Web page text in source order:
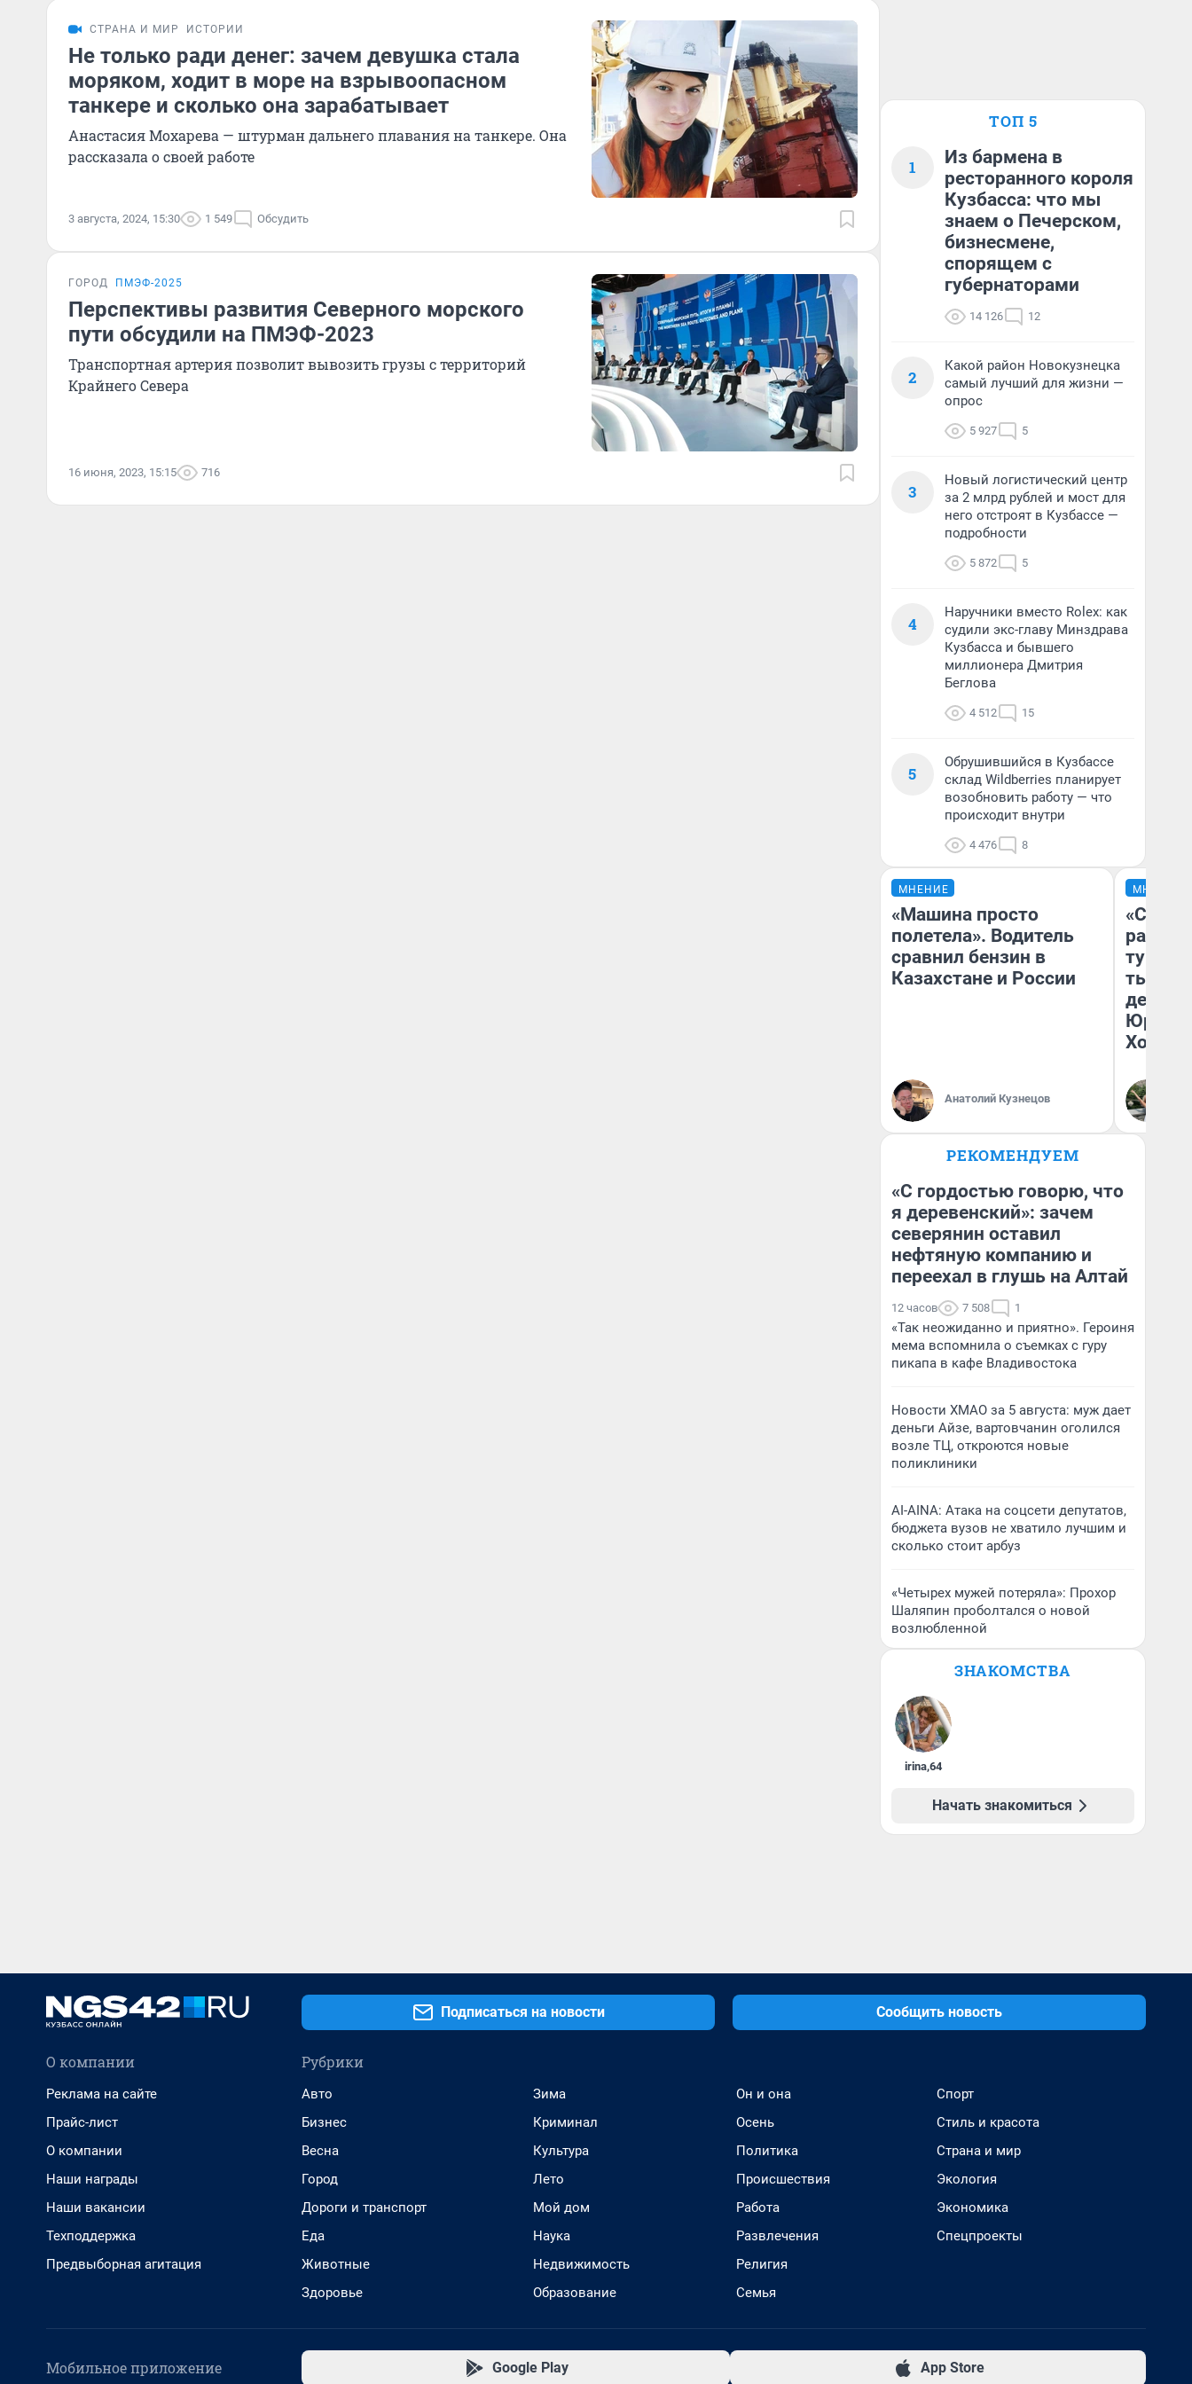
СТРАНА И МИР ИСТОРИИ
Не только ради денег: зачем девушка стала
моряком, ходит в море на взрывоопасном
танкере и сколько она зарабатывает
Анастасия Мохарева — штурман дальнего плавания на танкере. Она
рассказала о своей работе
3 августа, 2024, 15:30 1 549 Обсудить
ГОРОД ПМЭФ-2025
Перспективы развития Северного морского
пути обсудили на ПМЭФ-2023
Транспортная артерия позволит вывозить грузы с территорий
Крайнего Севера
16 июня, 2023, 15:15 716
ТОП 5
1
Из бармена в
ресторанного короля
Кузбасса: что мы
знаем о Печерском,
бизнесмене,
спорящем с
губернаторами
14 126 12
2
Какой район Новокузнецка
самый лучший для жизни —
опрос
5 927 5
3
Новый логистический центр
за 2 млрд рублей и мост для
него отстроят в Кузбассе —
подробности
5 872 5
4
Наручники вместо Rolex: как
судили экс-главу Минздрава
Кузбасса и бывшего
миллионера Дмитрия
Беглова
4 512 15
5
Обрушившийся в Кузбассе
склад Wildberries планирует
возобновить работу — что
происходит внутри
4 476 8
МНЕНИЕ
«Машина просто
полетела». Водитель
сравнил бензин в
Казахстане и России
Анатолий Кузнецов
МНЕНИЕ
тысяч,
день
РЕКОМЕНДУЕМ
«С гордостью говорю, что
я деревенский»: зачем
северянин оставил
нефтяную компанию и
переехал в глушь на Алтай
12 часов 7 508 1
«Так неожиданно и приятно». Героиня
мема вспомнила о съемках с гуру
пикапа в кафе Владивостока
Новости ХМАО за 5 августа: муж дает
деньги Айзе, вартовчанин оголился
возле ТЦ, откроются новые
поликлиники
AI-AINA: Атака на соцсети депутатов,
бюджета вузов не хватило лучшим и
сколько стоит арбуз
«Четырех мужей потеряла»: Прохор
Шаляпин проболтался о новой
возлюбленной
ЗНАКОМСТВА
irina,64
Начать знакомиться
Подписаться на новости Сообщить новость
О компании
Реклама на сайте
Прайс-лист
О компании
Наши награды
Наши вакансии
Техподдержка
Предвыборная агитация
Рубрики
Авто
Бизнес
Весна
Город
Дороги и транспорт
Еда
Животные
Здоровье
Зима
Криминал
Культура
Лето
Мой дом
Наука
Недвижимость
Образование
Он и она
Осень
Политика
Происшествия
Работа
Развлечения
Религия
Семья
Спорт
Стиль и красота
Страна и мир
Экология
Экономика
Спецпроекты
Мобильное приложение Google Play App Store